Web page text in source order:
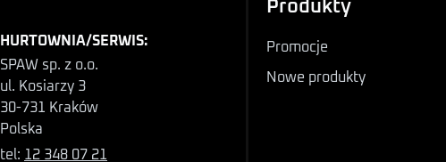
HURTOWNIA/SERWIS:
SPAW sp. z o.o.
ul. Kosiarzy 3
30-731 Kraków
Polska
tel: 12 348 07 21
Produkty
Promocje
Nowe produkty